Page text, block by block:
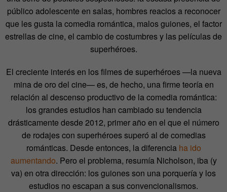
público adolescente en salas, hombres reacios a reconocer
que les gusta la comedia romántica, malos guiones, el factor
estrellas de cine, el cambio de costumbres y las películas de
superhéroes.
El creciente interés en los filmes de superhéroes —la nueva
mina de oro del cine— es, de hecho, una firme teoría en
relación al descenso productivo de la comedia romántica:
los grandes estudios han cambiado su tendencia
drásticamente desde 2012, primer año en el que el número
de rodajes con superhéroes superó al de comedias
románticas. Desde entonces, la diferencia ha ido
aumentando. Pero el problema, resumía Nicholson, iba (y
va) en otra dirección: los guiones son una porquería y los
estudios no escapan a sus convencionalismos.